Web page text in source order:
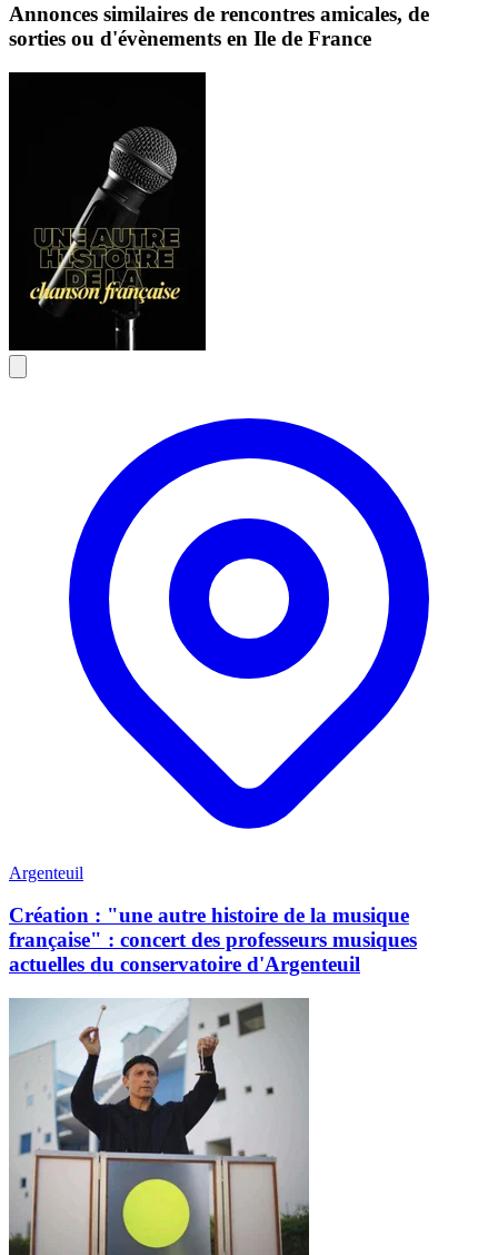
Annonces similaires de rencontres amicales, de
sorties ou d'évènements en Ile de France
Argenteuil
Création : "une autre histoire de la musique
française" : concert des professeurs musiques
actuelles du conservatoire d'Argenteuil